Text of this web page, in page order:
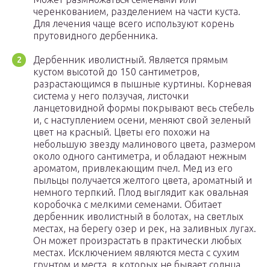
черенкованием, разделением на части куста.
Для лечения чаще всего используют корень
прутовидного дербенника.
Дербенник иволистный. Является прямым
кустом высотой до 150 сантиметров,
разрастающимся в пышные куртины. Корневая
система у него ползучая, листочки
ланцетовидной формы покрывают весь стебель
и, с наступлением осени, меняют свой зеленый
цвет на красный. Цветы его похожи на
небольшую звезду малинового цвета, размером
около одного сантиметра, и обладают нежным
ароматом, привлекающим пчел. Мед из его
пыльцы получается желтого цвета, ароматный и
немного терпкий. Плод выглядит как овальная
коробочка с мелкими семенами. Обитает
дербенник иволистный в болотах, на светлых
местах, на берегу озер и рек, на заливных лугах.
Он может произрастать в практически любых
местах. Исключением являются места с сухим
грунтом и места, в которых не бывает солнца.